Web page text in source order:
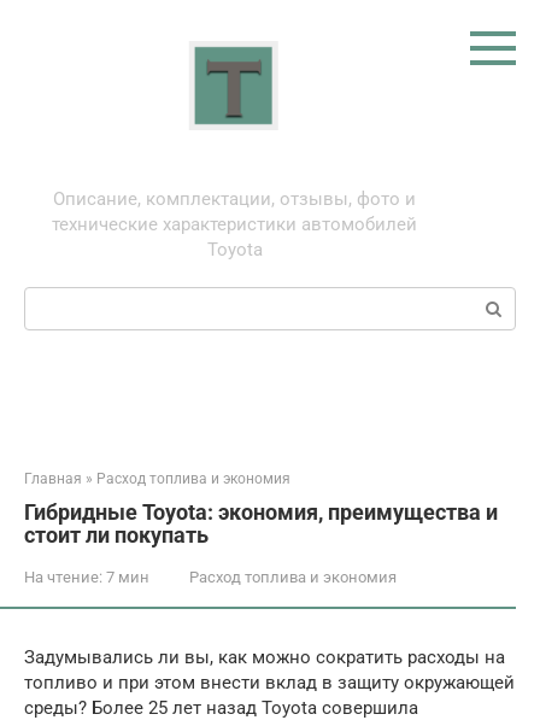
Описание, комплектации, отзывы, фото и
технические характеристики автомобилей
Toyota
Поиск:
Главная » Расход топлива и экономия
Гибридные Toyota: экономия, преимущества и
стоит ли покупать
На чтение: 7 мин Расход топлива и экономия
Задумывались ли вы, как можно сократить расходы на
топливо и при этом внести вклад в защиту окружающей
среды? Более 25 лет назад Toyota совершила